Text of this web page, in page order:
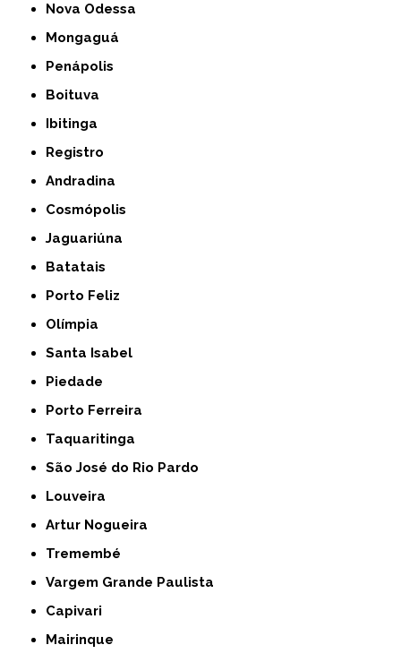
Nova Odessa
Mongaguá
Penápolis
Boituva
Ibitinga
Registro
Andradina
Cosmópolis
Jaguariúna
Batatais
Porto Feliz
Olímpia
Santa Isabel
Piedade
Porto Ferreira
Taquaritinga
São José do Rio Pardo
Louveira
Artur Nogueira
Tremembé
Vargem Grande Paulista
Capivari
Mairinque